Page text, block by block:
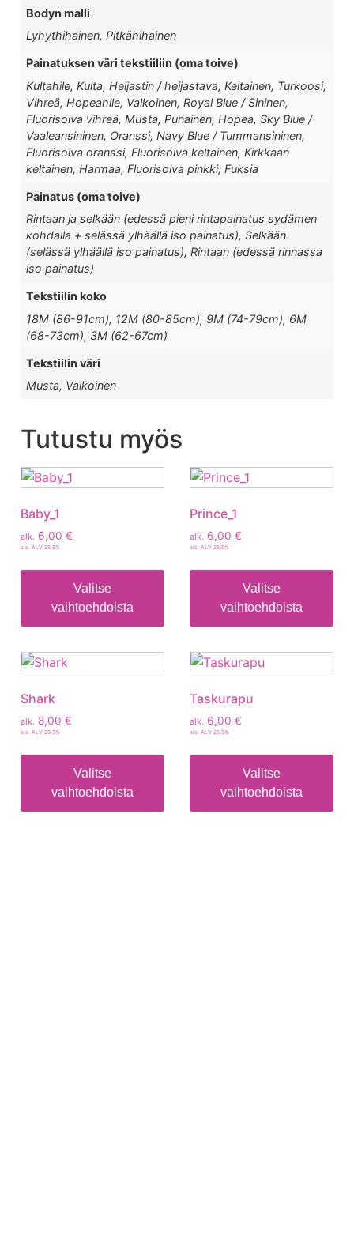
Bodyn malli
Lyhythihainen, Pitkähihainen
Painatuksen väri tekstiiliin (oma toive)
Kultahile, Kulta, Heijastin / heijastava, Keltainen, Turkoosi,
Vihreä, Hopeahile, Valkoinen, Royal Blue / Sininen,
Fluorisoiva vihreä, Musta, Punainen, Hopea, Sky Blue /
Vaaleansininen, Oranssi, Navy Blue / Tummansininen,
Fluorisoiva oranssi, Fluorisoiva keltainen, Kirkkaan
keltainen, Harmaa, Fluorisoiva pinkki, Fuksia
Painatus (oma toive)
Rintaan ja selkään (edessä pieni rintapainatus sydämen
kohdalla + selässä ylhäällä iso painatus), Selkään
(selässä ylhäällä iso painatus), Rintaan (edessä rinnassa
iso painatus)
Tekstiilin koko
18M (86-91cm), 12M (80-85cm), 9M (74-79cm), 6M
(68-73cm), 3M (62-67cm)
Tekstiilin väri
Musta, Valkoinen
Tutustu myös
Baby_1
alk. 6,00 €
sis. ALV 25,5%
Valitse
vaihtoehdoista
Prince_1
alk. 6,00 €
sis. ALV 25,5%
Valitse
vaihtoehdoista
Shark
alk. 8,00 €
sis. ALV 25,5%
Valitse
vaihtoehdoista
Taskurapu
alk. 6,00 €
sis. ALV 25,5%
Valitse
vaihtoehdoista